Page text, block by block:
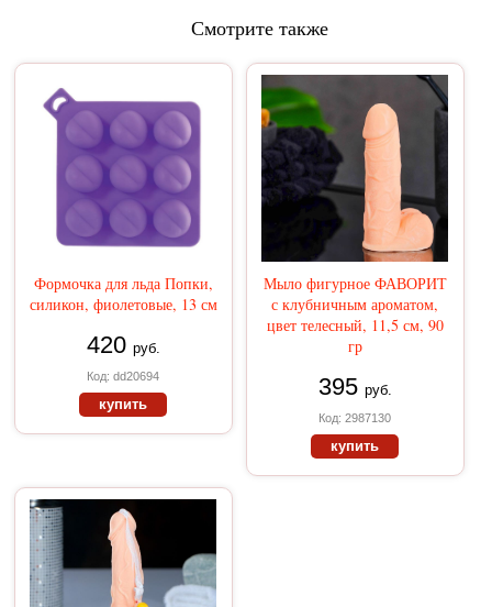
Смотрите также
Формочка для льда Попки,
силикон, фиолетовые, 13 см
420 руб.
Код: dd20694
купить
Мыло фигурное ФАВОРИТ
с клубничным ароматом,
цвет телесный, 11,5 см, 90
гр
395 руб.
Код: 2987130
купить